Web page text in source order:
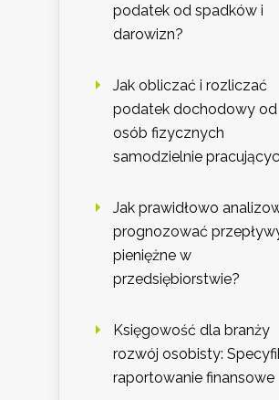
podatek od spadków i
darowizn?
Jak obliczać i rozliczać
podatek dochodowy od
osób fizycznych
samodzielnie
Jak prawidłowo
prognozować
pieniężne w
przedsiębiorstwie?
Księgowość dla branży
rozwój osobisty:
raportowanie finansowe